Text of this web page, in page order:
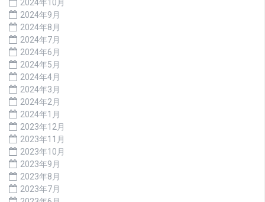
2024年10月
2024年9月
2024年8月
2024年7月
2024年6月
2024年5月
2024年4月
2024年3月
2024年2月
2024年1月
2023年12月
2023年11月
2023年10月
2023年9月
2023年8月
2023年7月